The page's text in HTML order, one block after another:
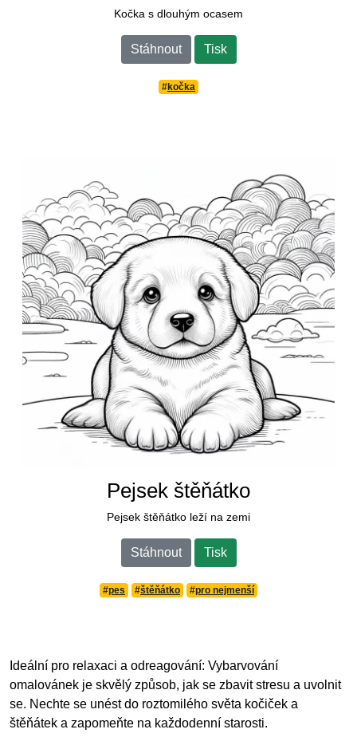
Kočka s dlouhým ocasem
Stáhnout Tisk
#kočka
Pejsek štěňátko
Pejsek štěňátko leží na zemi
Stáhnout Tisk
#pes #štěňátko #pro nejmenší
Ideální pro relaxaci a odreagování: Vybarvování
omalovánek je skvělý způsob, jak se zbavit stresu a uvolnit
se. Nechte se unést do roztomilého světa kočiček a
štěňátek a zapomeňte na každodenní starosti.